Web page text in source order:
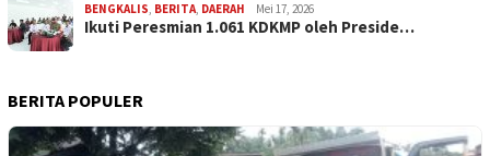
BENGKALIS, BERITA, DAERAH Mei 17, 2026
Ikuti Peresmian 1.061 KDKMP oleh Preside…
BERITA POPULER